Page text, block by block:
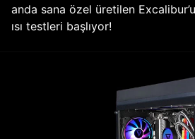
anda sana özel üretilen
ısı testleri başlıyor!